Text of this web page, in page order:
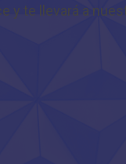
y te llevará a